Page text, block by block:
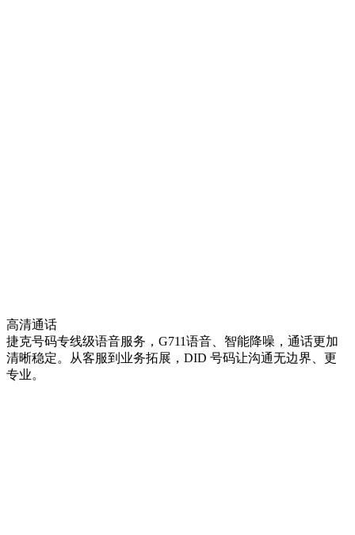
高清通话
捷克号码专线级语音服务，G711语音、智能降噪，通话更加
清晰稳定。从客服到业务拓展，DID 号码让沟通无边界、更
专业。